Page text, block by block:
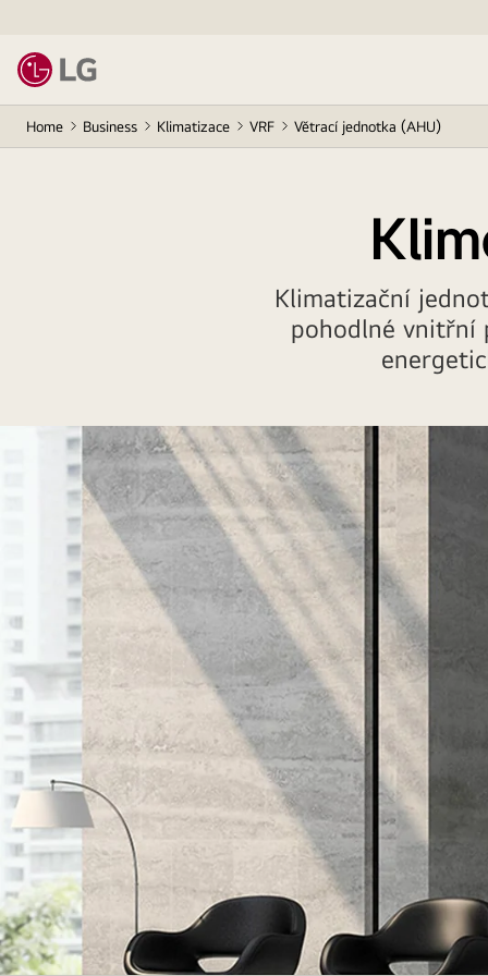
Home Business Klimatizace VRF Větrací jednotka (AHU)
Klimatizační
pohodlné vnitřní